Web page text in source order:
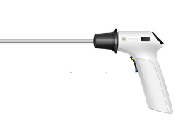
，分别为深圳迈瑞生物医疗电子股份
有限公司，其中迈瑞排行中国NO.1。
然深圳医疗外观设计公司实力也强，